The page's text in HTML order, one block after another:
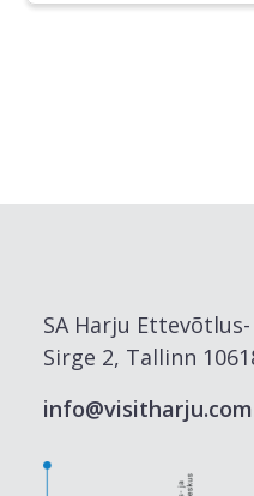
SA Harju
Sirge 2, Tallinn
info@visitharju.com